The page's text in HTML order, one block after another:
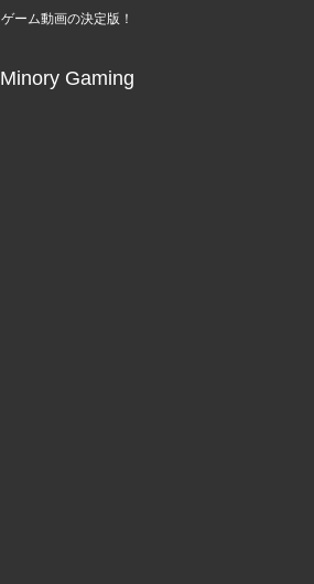
ゲーム動画の決定版！
Minory Gaming